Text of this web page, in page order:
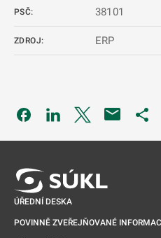
PSČ: 38101
ZDROJ: ERP
Odkaz se otevře na nové
Odkaz se otevře
Odkaz se
ÚŘEDNÍ DESKA
POVINNĚ ZVEŘEJŇOVANÉ